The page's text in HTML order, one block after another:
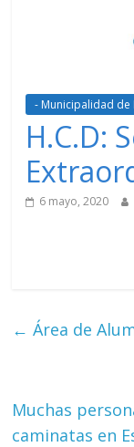
- Municipalidad de
H.C.D:
6 mayo, 2020
← Área de
Muchas
caminatas en